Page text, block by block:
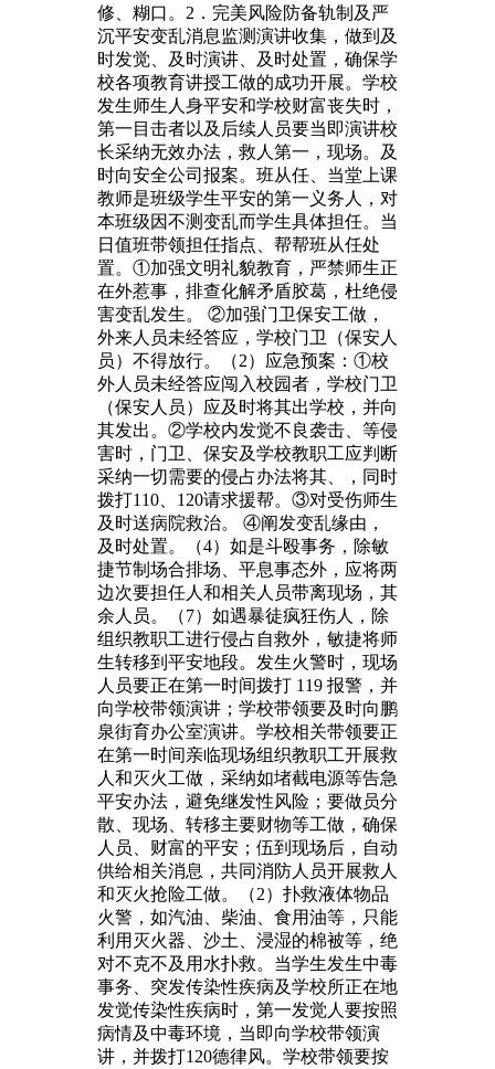
修、糊口。2．完美风险防备轨制及严
沉平安变乱消息监测演讲收集，做到及
时发觉、及时演讲、及时处置，确保学
校各项教育讲授工做的成功开展。学校
发生师生人身平安和学校财富丧失时，
第一目击者以及后续人员要当即演讲校
长采纳无效办法，救人第一，现场。及
时向安全公司报案。班从任、当堂上课
教师是班级学生平安的第一义务人，对
本班级因不测变乱而学生具体担任。当
日值班带领担任指点、帮帮班从任处
置。①加强文明礼貌教育，严禁师生正
在外惹事，排查化解矛盾胶葛，杜绝侵
害变乱发生。 ②加强门卫保安工做，
外来人员未经答应，学校门卫（保安人
员）不得放行。（2）应急预案：①校
外人员未经答应闯入校园者，学校门卫
（保安人员）应及时将其出学校，并向
其发出。②学校内发觉不良袭击、等侵
害时，门卫、保安及学校教职工应判断
采纳一切需要的侵占办法将其、，同时
拨打110、120请求援帮。③对受伤师生
及时送病院救治。 ④阐发变乱缘由，
及时处置。（4）如是斗殴事务，除敏
捷节制场合排场、平息事态外，应将两
边次要担任人和相关人员带离现场，其
余人员。（7）如遇暴徒疯狂伤人，除
组织教职工进行侵占自救外，敏捷将师
生转移到平安地段。发生火警时，现场
人员要正在第一时间拨打 119 报警，并
向学校带领演讲；学校带领要及时向鹏
泉街育办公室演讲。学校相关带领要正
在第一时间亲临现场组织教职工开展救
人和灭火工做，采纳如堵截电源等告急
平安办法，避免继发性风险；要做员分
散、现场、转移主要财物等工做，确保
人员、财富的平安；伍到现场后，自动
供给相关消息，共同消防人员开展救人
和灭火抢险工做。（2）扑救液体物品
火警，如汽油、柴油、食用油等，只能
利用灭火器、沙土、浸湿的棉被等，绝
对不克不及用水扑救。当学生发生中毒
事务、突发传染性疾病及学校所正在地
发觉传染性疾病时，第一发觉人要按照
病情及中毒环境，当即向学校带领演
讲，并拨打120德律风。学校带领要按